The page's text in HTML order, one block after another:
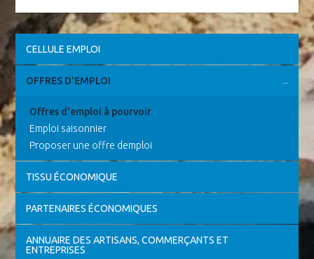
CELLULE EMPLOI
OFFRES D'EMPLOI
Offres d'emploi à pourvoir
Emploi saisonnier
Proposer une offre demploi
TISSU ÉCONOMIQUE
PARTENAIRES ÉCONOMIQUES
ANNUAIRE DES ARTISANS, COMMERÇANTS ET
ENTREPRISES